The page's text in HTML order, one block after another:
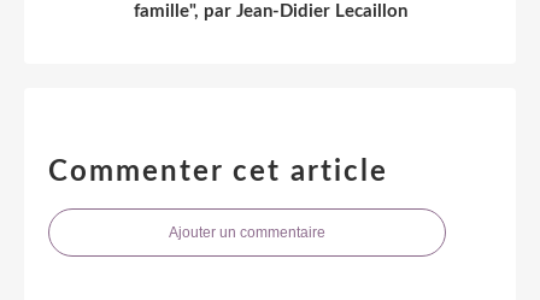
famille", par Jean-Didier Lecaillon
Commenter cet article
Ajouter un commentaire